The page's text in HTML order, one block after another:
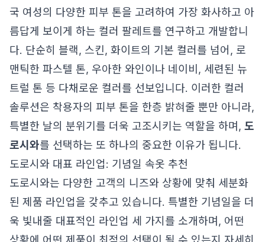
국 여성의 다양한 피부 톤을 고려하여 가장 화사하고 아
름답게 보이게 하는 컬러 팔레트를 연구하고 개발합니
다. 단순히 블랙, 스킨, 화이트의 기본 컬러를 넘어, 로
맨틱한 파스텔 톤, 우아한 와인이나 네이비, 세련된 뉴
트럴 톤 등 다채로운 컬러를 선보입니다. 이러한 컬러
솔루션은 착용자의 피부 톤을 한층 밝혀줄 뿐만 아니라,
특별한 날의 분위기를 더욱 고조시키는 역할을 하며, 도
로시와를 선택하는 또 하나의 중요한 이유가 됩니다.
도로시와 대표 라인업: 기념일 속옷 추천
도로시와는 다양한 고객의 니즈와 상황에 맞춰 세분화
된 제품 라인업을 갖추고 있습니다. 특별한 기념일을 더
욱 빛내줄 대표적인 라인업 세 가지를 소개하며, 어떤